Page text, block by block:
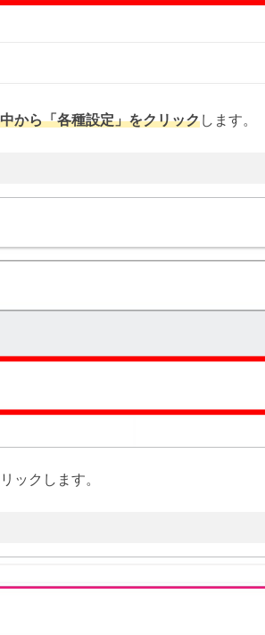
から「各種設定」をクリックします。
ックします。